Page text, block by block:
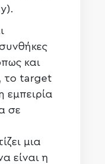
και
το target
εμπειρία
σε
μια
είναι η